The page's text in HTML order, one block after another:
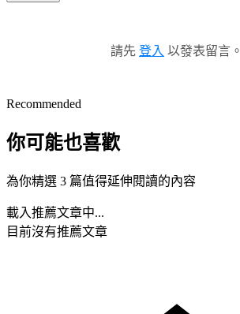
請先 登入 以發表留言。
Recommended
你可能也喜歡
為你精選 3 篇值得延伸閱讀的內容
載入推薦文章中...
目前沒有推薦文章